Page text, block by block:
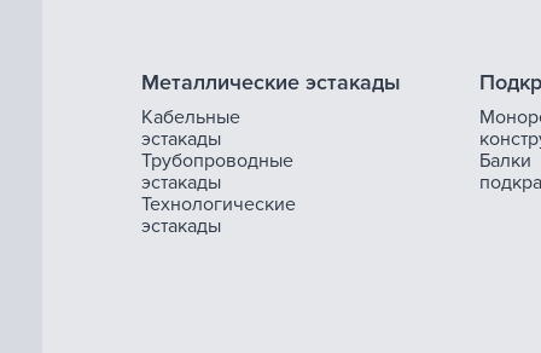
Металлические эстакады
Кабельные
эстакады
Трубопроводные
эстакады
Технологические
эстакады
Балки